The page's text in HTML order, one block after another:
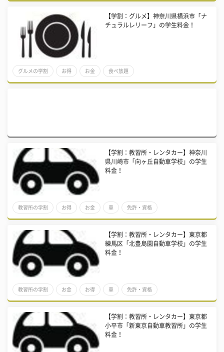
【学割：グルメ】神奈川県横浜市「ナ
チュラルレリーフ」の学生料金！
グルメの学割 お得 お金 食べ放題
【学割：教習所・レンタカー】神奈川
県川崎市「向ヶ丘自動車学校」の学生
料金！
教習所の学割 お得 お金 車 免許・資格
【学割：教習所・レンタカー】東京都
練馬区「北豊島園自動車学校」の学生
料金！
教習所の学割 お金 お得 車 免許・資格
【学割：教習所・レンタカー】東京都
小平市「新東京自動車教習所」の学生
料金！